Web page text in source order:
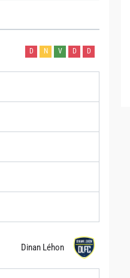
D N V D D
Dinan Léhon